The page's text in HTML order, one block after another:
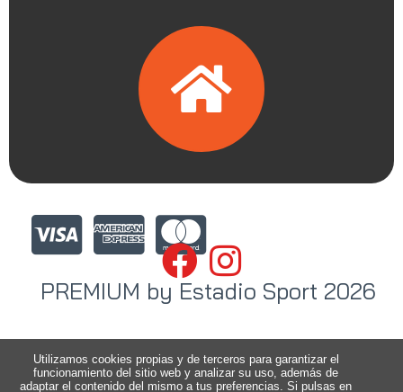
PREMIUM by Estadio Sport 2026
Utilizamos cookies propias y de terceros para garantizar el
funcionamiento del sitio web y analizar su uso, además de
adaptar el contenido del mismo a tus preferencias. Si pulsas en